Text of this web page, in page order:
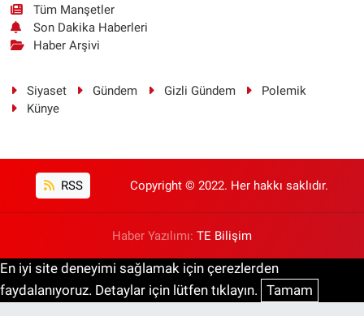
Tüm Manşetler
Son Dakika Haberleri
Haber Arşivi
Siyaset Gündem Gizli Gündem
Polemik
Künye
RSS Copyright © 2022. Her hakkı saklıdır.
Haber Yazılımı: TE Bilişim
En iyi site deneyimi sağlamak için çerezlerden
faydalanıyoruz. Detaylar için lütfen tıklayın. Tamam